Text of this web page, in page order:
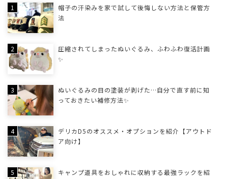
帽子の汗染みを家で試して後悔しない方法と保管方
法
圧縮されてしまったぬいぐるみ、ふわふわ復活計画
✨
ぬいぐるみの目の塗装が剥げた…自分で直す前に知
っておきたい補修方法✨
デリカD5のオススメ・オプションを紹介【アウトド
ア向け】
キャンプ道具をおしゃれに収納する最強ラックを紹